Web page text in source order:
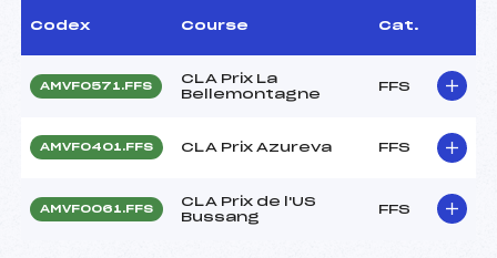
Codex Course Cat.
AMVF0571.FFS
CLA Prix La
Bellemontagne
FFS
AMVF0401.FFS CLA Prix Azureva FFS
AMVF0061.FFS
CLA Prix de l'US
Bussang
FFS